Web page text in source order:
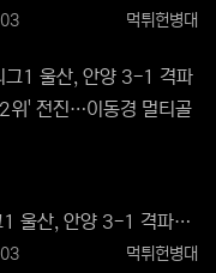
등록자
먹튀헌병대
일
K리그1 울산, 안양 3-1 격파하고 '2위' 전진…이…
등록자
먹튀헌병대
일